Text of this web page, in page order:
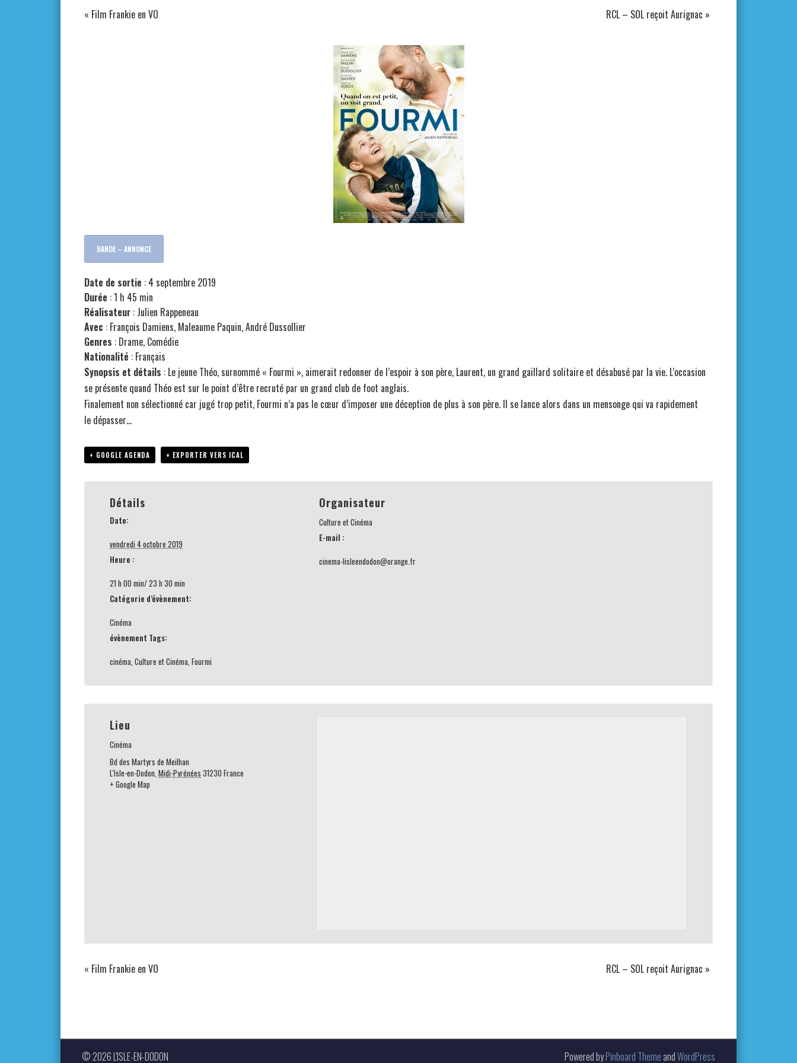
« Film Frankie en VO RCL – SOL reçoit Aurignac »
BANDE – ANNONCE
Date de sortie : 4 septembre 2019
Durée : 1 h 45 min
Réalisateur : Julien Rappeneau
Avec : François Damiens, Maleaume Paquin, André Dussollier
Genres : Drame, Comédie
Nationalité : Français
Synopsis et détails : Le jeune Théo, surnommé « Fourmi », aimerait redonner de l’espoir à son père, Laurent, un grand gaillard solitaire et désabusé par la vie. L’occasion
se présente quand Théo est sur le point d’être recruté par un grand club de foot anglais.
Finalement non sélectionné car jugé trop petit, Fourmi n’a pas le cœur d’imposer une déception de plus à son père. Il se lance alors dans un mensonge qui va rapidement
le dépasser…
+ GOOGLE AGENDA + EXPORTER VERS ICAL
Détails
Date:
vendredi 4 octobre 2019
Heure :
21 h 00 min/ 23 h 30 min
Catégorie d’évènement:
Cinéma
évènement Tags:
cinéma,Culture et Cinéma,Fourmi
Organisateur
Culture et Cinéma
E-mail :
cinema-lisleendodon@orange.fr
Lieu
Cinéma
Bd des Martyrs de Meilhan
L'Isle-en-Dodon, Midi-Pyrénées 31230 France
+ Google Map
« Film Frankie en VO RCL – SOL reçoit Aurignac »
© 2026 L'ISLE-EN-DODON Powered byPinboard Theme andWordPress